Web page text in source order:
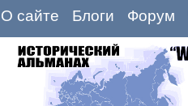
О сайте Блоги Форум